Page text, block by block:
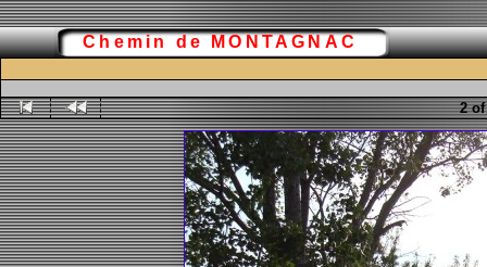
Chemin de MONTAGNAC
2 of